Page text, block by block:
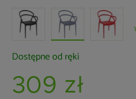
Dostępne od ręki
309 zł